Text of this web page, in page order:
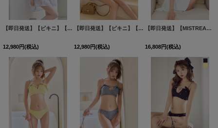
【即日発送】【ビキニ】【水着】ハイネックトップス/羽織＆スカート付き4WAYビキニ 4点セット[FB01] [M245dzj-P-26EN-260521-2]
12,980円(税込)
【即日発送】【ビキニ】【水着】ギャザーフリルティアードスカート付きビキニ 3点セット[FB01]吉木千沙都（ちぃぽぽ）着用
12,980円(税込)
【即日発送】【MISTREASS×sugarコラボビキニ】【水着】チュールフレアスカートビキニ 3点セット[FB01]吉木千沙都（ちぃぽぽ）着用
16,808円(税込)